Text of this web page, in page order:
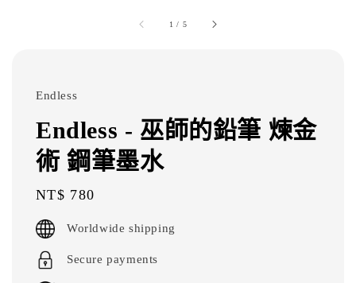
1 / 5
Endless
Endless - 巫師的鉛筆 煉金
術 鋼筆墨水
Regular
price
NT$ 780
Worldwide shipping
Secure payments